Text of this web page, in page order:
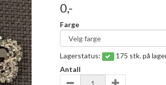
0,-
Farge
Lagerstatus:
175 stk. på
Antall